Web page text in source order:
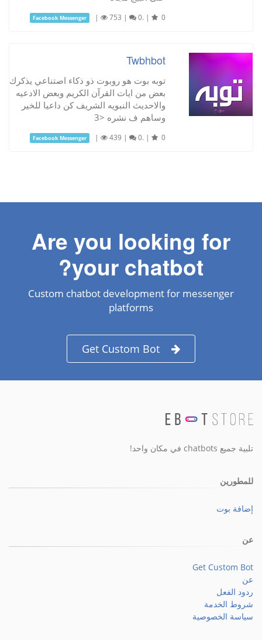
Facebook Messenger | 753 | 0. | 0
Twbhbot
توبه بوت هو روبوت ذو ذكاء اصتناعي يذكرك
بعض من ايات القرآن الكريم وبعض الادعيه
والاحديث النبويه الشريف كن داعيا للخير
وساهم ف نشره <3
Facebook Messenger | 439 | 0. | 0
Are you looking for
your chatbot?
Custom chatbot development for messenger
platforms
Get Custom Bot
تلبية جميع chatbots في مكان واحد!
للمطورين
إضافة بوت
عن
Get Custom Bot
عن
ردود الفعل
شروط الخدمة
سياسة الخصوصية